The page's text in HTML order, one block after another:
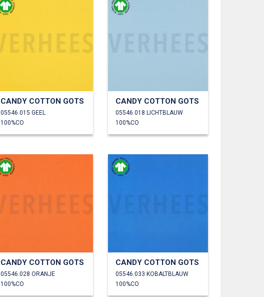
CANDY COTTON GOTS
05546.015 GEEL
100%CO
CANDY COTTON GOTS
05546.018 LICHTBLAUW
100%CO
CANDY COTTON GOTS
05546.028 ORANJE
100%CO
CANDY COTTON GOTS
05546.033 KOBALTBLAUW
100%CO